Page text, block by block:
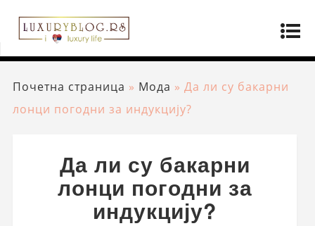
Почетна страница » Мода » Да ли су бакарни
лонци погодни за индукцију?
Да ли су бакарни
лонци погодни за
индукцију?